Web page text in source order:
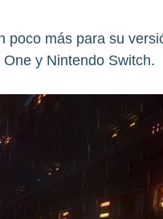
poco más para su
y Nintendo Switch.